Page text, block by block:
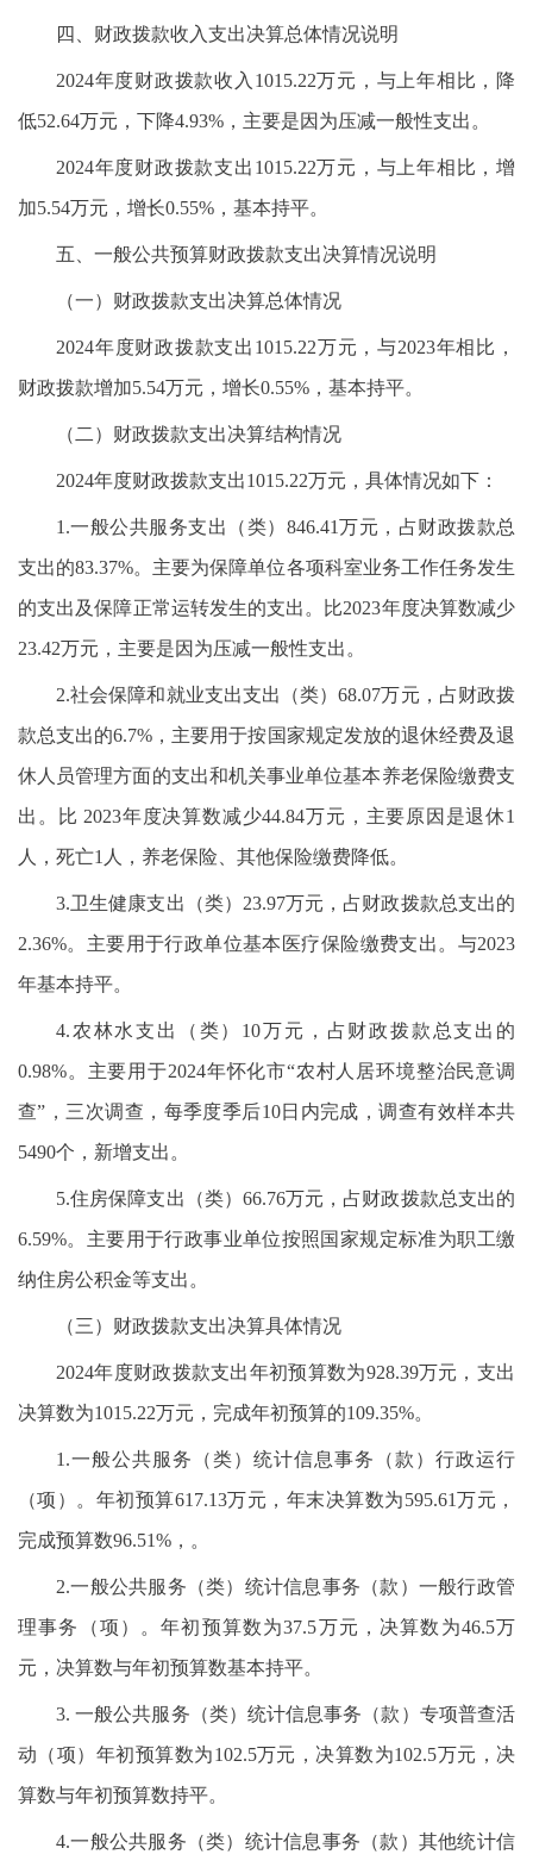
四、财政拨款收入支出决算总体情况说明
2024年度财政拨款收入1015.22万元，与上年相比，降
低52.64万元，下降4.93%，主要是因为压减一般性支出。
2024年度财政拨款支出1015.22万元，与上年相比，增
加5.54万元，增长0.55%，基本持平。
五、一般公共预算财政拨款支出决算情况说明
（一）财政拨款支出决算总体情况
2024年度财政拨款支出1015.22万元，与2023年相比，
财政拨款增加5.54万元，增长0.55%，基本持平。
（二）财政拨款支出决算结构情况
2024年度财政拨款支出1015.22万元，具体情况如下：
1.一般公共服务支出（类）846.41万元，占财政拨款总
支出的83.37%。主要为保障单位各项科室业务工作任务发生
的支出及保障正常运转发生的支出。比2023年度决算数减少
23.42万元，主要是因为压减一般性支出。
2.社会保障和就业支出支出（类）68.07万元，占财政拨
款总支出的6.7%，主要用于按国家规定发放的退休经费及退
休人员管理方面的支出和机关事业单位基本养老保险缴费支
出。比 2023年度决算数减少44.84万元，主要原因是退休1
人，死亡1人，养老保险、其他保险缴费降低。
3.卫生健康支出（类）23.97万元，占财政拨款总支出的
2.36%。主要用于行政单位基本医疗保险缴费支出。与2023
年基本持平。
4.农林水支出（类）10万元，占财政拨款总支出的
0.98%。主要用于2024年怀化市“农村人居环境整治民意调
查”，三次调查，每季度季后10日内完成，调查有效样本共
5490个，新增支出。
5.住房保障支出（类）66.76万元，占财政拨款总支出的
6.59%。主要用于行政事业单位按照国家规定标准为职工缴
纳住房公积金等支出。
（三）财政拨款支出决算具体情况
2024年度财政拨款支出年初预算数为928.39万元，支出
决算数为1015.22万元，完成年初预算的109.35%。
1.一般公共服务（类）统计信息事务（款）行政运行
（项）。年初预算617.13万元，年末决算数为595.61万元，
完成预算数96.51%，。
2.一般公共服务（类）统计信息事务（款）一般行政管
理事务（项）。年初预算数为37.5万元，决算数为46.5万
元，决算数与年初预算数基本持平。
3. 一般公共服务（类）统计信息事务（款）专项普查活
动（项）年初预算数为102.5万元，决算数为102.5万元，决
算数与年初预算数持平。
4.一般公共服务（类）统计信息事务（款）其他统计信